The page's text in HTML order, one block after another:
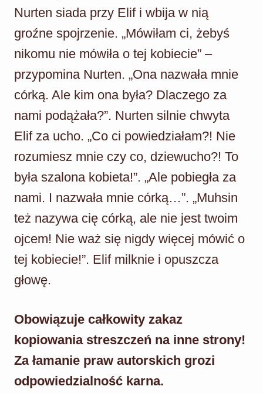
Nurten siada przy Elif i wbija w nią
groźne spojrzenie. „Mówiłam ci, żebyś
nikomu nie mówiła o tej kobiecie” –
przypomina Nurten. „Ona nazwała mnie
córką. Ale kim ona była? Dlaczego za
nami podążała?”. Nurten silnie chwyta
Elif za ucho. „Co ci powiedziałam?! Nie
rozumiesz mnie czy co, dziewucho?! To
była szalona kobieta!”. „Ale pobiegła za
nami. I nazwała mnie córką…”. „Muhsin
też nazywa cię córką, ale nie jest twoim
ojcem! Nie waż się nigdy więcej mówić o
tej kobiecie!”. Elif milknie i opuszcza
głowę.
Obowiązuje całkowity zakaz
kopiowania streszczeń na inne strony!
Za łamanie praw autorskich grozi
odpowiedzialność karna.